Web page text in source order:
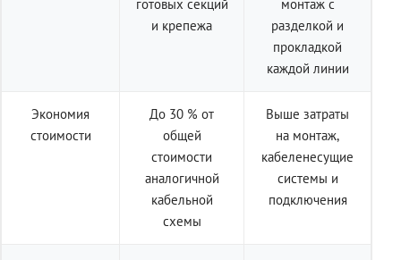
готовых секций
и крепежа
монтаж с
разделкой и
прокладкой
каждой линии
Экономия
стоимости
До 30 % от
общей
стоимости
аналогичной
кабельной
схемы
Выше затраты
на монтаж,
кабеленесущие
системы и
подключения